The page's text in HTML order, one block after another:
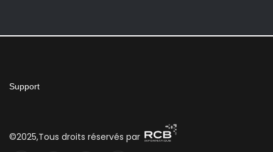
Support
©2025,Tous droits réservés par